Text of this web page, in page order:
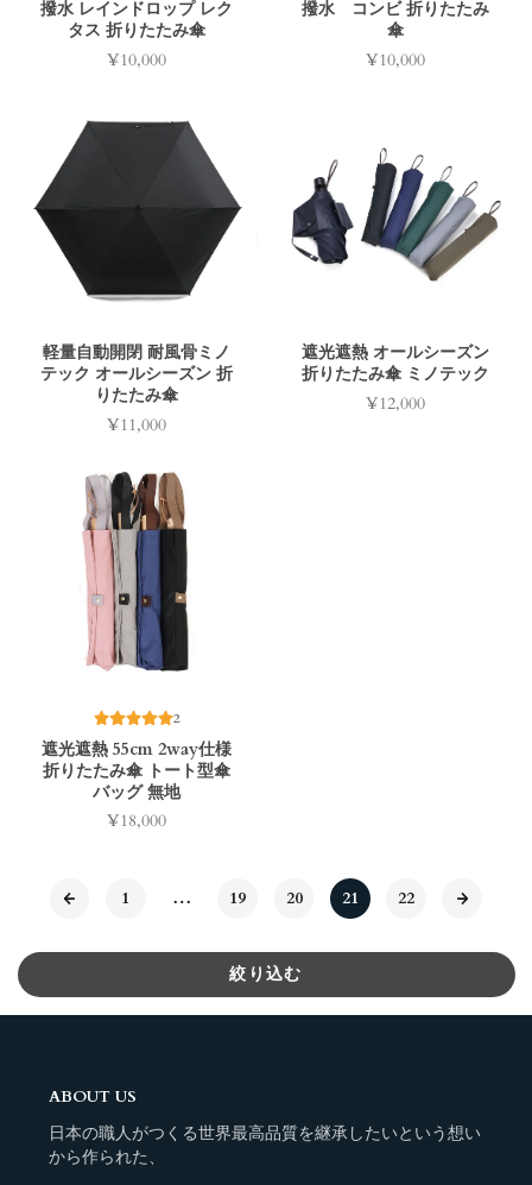
撥水 レインドロップ レク
タス 折りたたみ傘
価
¥10,000
撥水 コンビ 折りたたみ
傘
価
¥10,000
軽量自動開閉 耐風骨ミノ
テック オールシーズン 折
りたたみ傘
価
¥11,000
遮光遮熱 オールシーズン
折りたたみ傘 ミノテック
価
¥12,000
2
遮光遮熱 55cm 2way仕様
折りたたみ傘 トート型傘
バッグ 無地
価
¥18,000
1 … 19 20 21 22
絞り込む
ABOUT US
日本の職人がつくる世界最高品質を継承したいという想い
から作られた、